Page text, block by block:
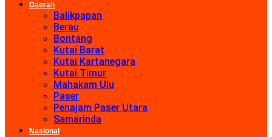
Daerah
Balikpapan
Berau
Bontang
Kutai Barat
Kutai Kartanegara
Kutai Timur
Mahakam Ulu
Paser
Penajam Paser Utara
Samarinda
Nasional